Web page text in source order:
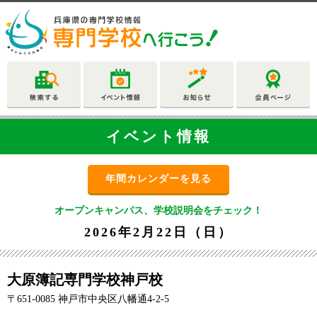
イベント情報
年間カレンダーを見る
オープンキャンパス、学校説明会をチェック！
2026年2月22日（日）
大原簿記専門学校神戸校
〒651-0085 神戸市中央区八幡通4-2-5